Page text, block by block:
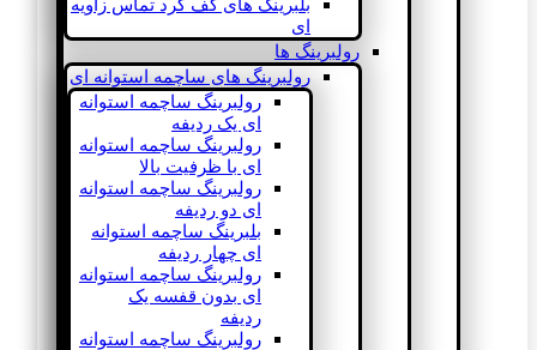
بلبرینگ های کف گرد تماس زاویه
ای
رولبرینگ ها
رولبرینگ های ساچمه استوانه ای
رولبرینگ ساچمه استوانه
ای یک ردیفه
رولبرینگ ساچمه استوانه
ای با ظرفیت بالا
رولبرینگ ساچمه استوانه
ای دو ردیفه
بلبرینگ ساچمه استوانه
ای چهار ردیفه
رولبرینگ ساچمه استوانه
ای بدون قفسه یک
ردیفه
رولبرینگ ساچمه استوانه